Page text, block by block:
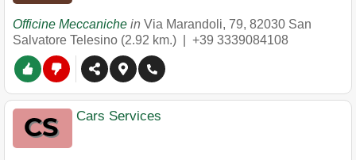
Officine Meccaniche in Via Marandoli, 79, 82030 San
Salvatore Telesino (2.92 km.) | +39 3339084108
Cars Services